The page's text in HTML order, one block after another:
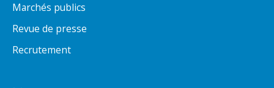
Marchés publics
Revue de presse
Recrutement